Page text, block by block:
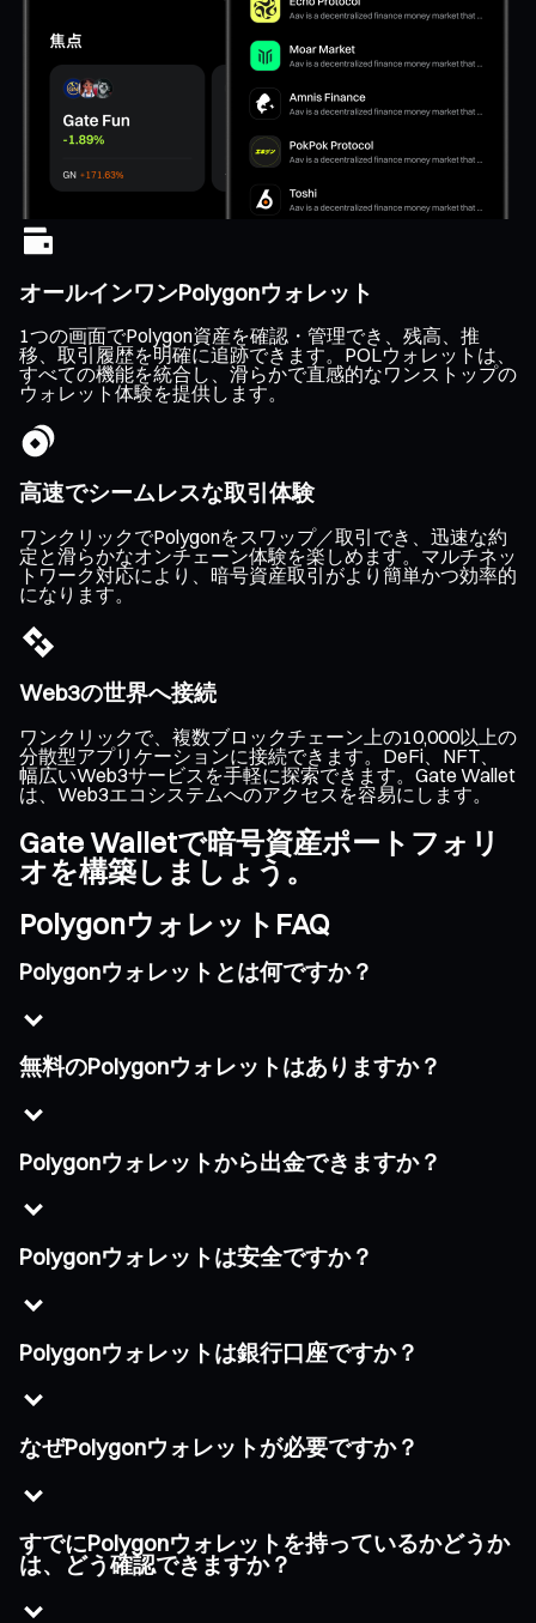
オールインワンPolygonウォレット
1つの画面でPolygon資産を確認・管理でき、残高、推
移、取引履歴を明確に追跡できます。POLウォレットは、
すべての機能を統合し、滑らかで直感的なワンストップの
ウォレット体験を提供します。
高速でシームレスな取引体験
ワンクリックでPolygonをスワップ／取引でき、迅速な約
定と滑らかなオンチェーン体験を楽しめます。マルチネッ
トワーク対応により、暗号資産取引がより簡単かつ効率的
になります。
Web3の世界へ接続
ワンクリックで、複数ブロックチェーン上の10,000以上の
分散型アプリケーションに接続できます。DeFi、NFT、
幅広いWeb3サービスを手軽に探索できます。Gate Wallet
は、Web3エコシステムへのアクセスを容易にします。
Gate Walletで暗号資産ポートフォリ
オを構築しましょう。
PolygonウォレットFAQ
Polygonウォレットとは何ですか？
無料のPolygonウォレットはありますか？
Polygonウォレットから出金できますか？
Polygonウォレットは安全ですか？
Polygonウォレットは銀行口座ですか？
なぜPolygonウォレットが必要ですか？
すでにPolygonウォレットを持っているかどうか
は、どう確認できますか？